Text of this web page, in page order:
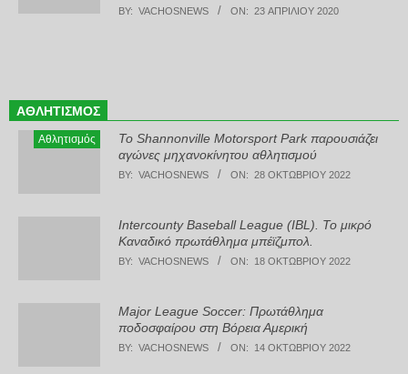
BY: VACHOSNEWS ON: 23 ΑΠΡΙΛΊΟΥ 2020
ΑΘΛΗΤΙΣΜΌΣ
Αθλητισμός
Το Shannonville Motorsport Park παρουσιάζει
αγώνες μηχανοκίνητου αθλητισμού
BY: VACHOSNEWS ON: 28 ΟΚΤΩΒΡΊΟΥ 2022
Intercounty Baseball League (IBL). Το μικρό
Καναδικό πρωτάθλημα μπέϊζμπολ.
BY: VACHOSNEWS ON: 18 ΟΚΤΩΒΡΊΟΥ 2022
Major League Soccer: Πρωτάθλημα
ποδοσφαίρου στη Βόρεια Αμερική
BY: VACHOSNEWS ON: 14 ΟΚΤΩΒΡΊΟΥ 2022